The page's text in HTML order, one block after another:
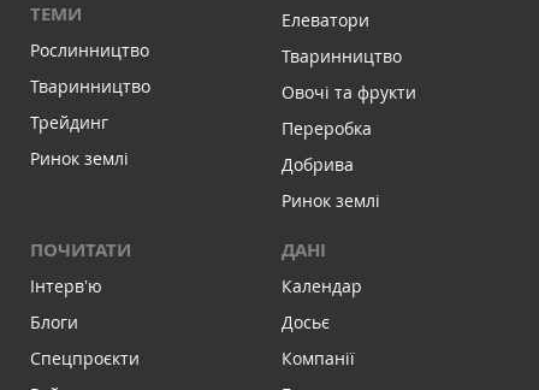
ТЕМИ
Рослинництво
Тваринництво
Трейдинг
Ринок землі
Елеватори
Тваринництво
Овочі та фрукти
Переробка
Добрива
Ринок землі
ПОЧИТАТИ
Інтервʼю
Блоги
Спецпроєкти
ДАНІ
Календар
Досьє
Компанії